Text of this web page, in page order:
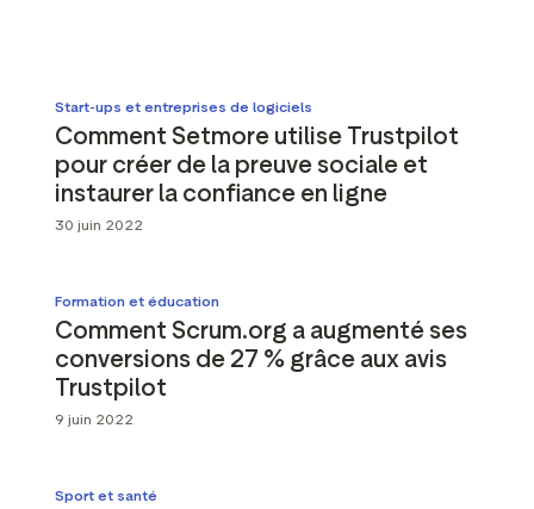
Start-ups et entreprises de logiciels
Comment Setmore utilise Trustpilot
pour créer de la preuve sociale et
instaurer la confiance en ligne
30 juin 2022
Formation et éducation
Comment Scrum.org a augmenté ses
conversions de 27 % grâce aux avis
Trustpilot
9 juin 2022
Sport et santé